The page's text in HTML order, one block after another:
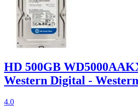
HD 500GB
Western Digital -
4.0